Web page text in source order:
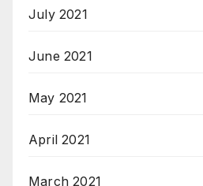
July 2021
June 2021
May 2021
April 2021
March 2021